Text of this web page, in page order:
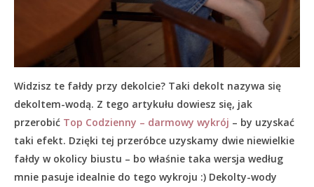
Widzisz te fałdy przy dekolcie? Taki dekolt nazywa się
dekoltem-wodą. Z tego artykułu dowiesz się, jak
przerobić Top Codzienny – darmowy wykrój – by uzyskać
taki efekt. Dzięki tej przeróbce uzyskamy dwie niewielkie
fałdy w okolicy biustu – bo właśnie taka wersja według
mnie pasuje idealnie do tego wykroju :) Dekolty-wody